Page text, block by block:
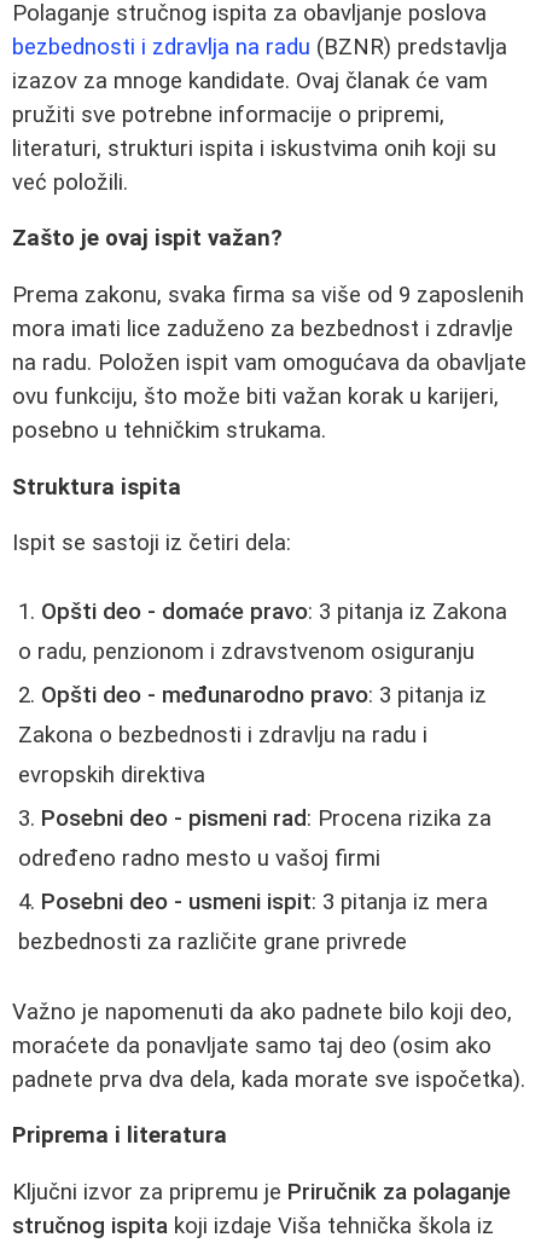
Polaganje stručnog ispita za obavljanje poslova
bezbednosti i zdravlja na radu (BZNR) predstavlja
izazov za mnoge kandidate. Ovaj članak će vam
pružiti sve potrebne informacije o pripremi,
literaturi, strukturi ispita i iskustvima onih koji su
već položili.
Zašto je ovaj ispit važan?
Prema zakonu, svaka firma sa više od 9 zaposlenih
mora imati lice zaduženo za bezbednost i zdravlje
na radu. Položen ispit vam omogućava da obavljate
ovu funkciju, što može biti važan korak u karijeri,
posebno u tehničkim strukama.
Struktura ispita
Ispit se sastoji iz četiri dela:
Opšti deo - domaće pravo: 3 pitanja iz Zakona
o radu, penzionom i zdravstvenom osiguranju
Opšti deo - međunarodno pravo: 3 pitanja iz
Zakona o bezbednosti i zdravlju na radu i
evropskih direktiva
Posebni deo - pismeni rad: Procena rizika za
određeno radno mesto u vašoj firmi
Posebni deo - usmeni ispit: 3 pitanja iz mera
bezbednosti za različite grane privrede
Važno je napomenuti da ako padnete bilo koji deo,
moraćete da ponavljate samo taj deo (osim ako
padnete prva dva dela, kada morate sve ispočetka).
Priprema i literatura
Ključni izvor za pripremu je Priručnik za polaganje
stručnog ispita koji izdaje Viša tehnička škola iz